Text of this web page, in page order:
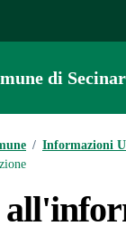
di
/ Informazioni